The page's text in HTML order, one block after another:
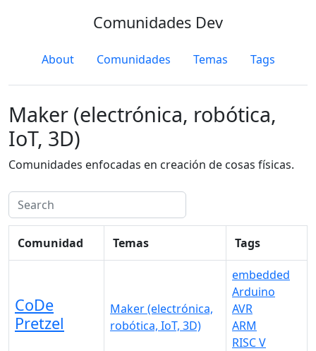
Comunidades Dev
About Comunidades Temas Tags
Maker (electrónica, robótica,
IoT, 3D)
Comunidades enfocadas en creación de cosas físicas.
Comunidad Temas Tags
CoDe
Pretzel
Maker (electrónica,
robótica, IoT, 3D)
embedded
Arduino
AVR
ARM
RISC V